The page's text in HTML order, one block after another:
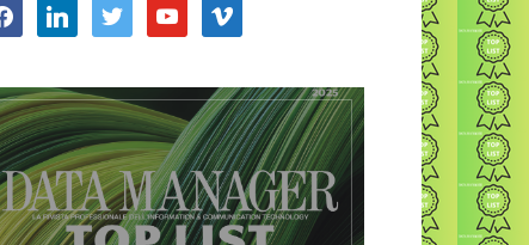
linkedin twitter youtube vimeo